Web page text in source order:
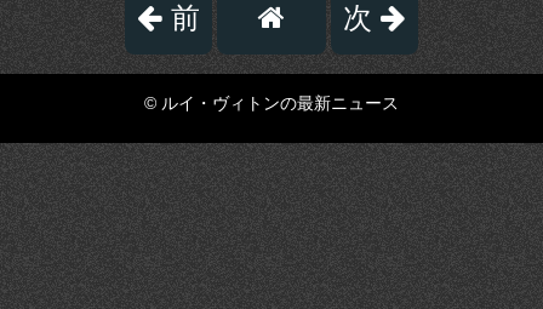
前 次
© ルイ・ヴィトンの最新ニュース